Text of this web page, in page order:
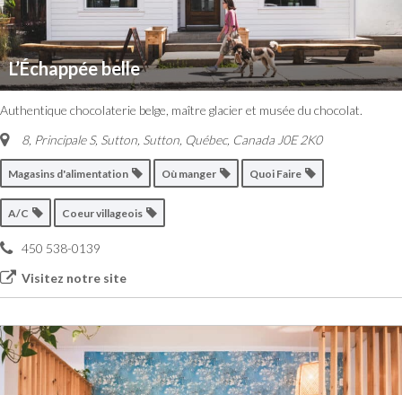
L’Échappée belle
Authentique chocolaterie belge, maître glacier et musée du chocolat.
8, Principale S, Sutton Sutton, Québec, Canada J0E 2K0
Magasins d'alimentation Où manger Quoi Faire
A/C Coeur villageois
450 538-0139
Visitez notre site